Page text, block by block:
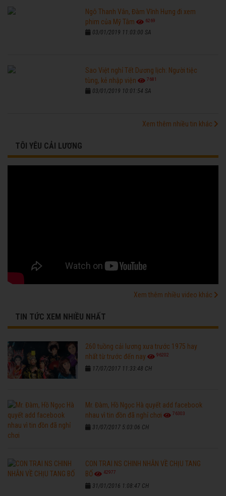
Ngô Thanh Vân, Đàm Vĩnh Hưng đi xem
phim của Mỹ Tâm
6269
03/01/2019 11:03:00 SA
Sao Việt nghỉ Tết Dương lịch: Người tiệc
tùng, kẻ nhập viện
7681
03/01/2019 10:01:54 SA
Xem thêm nhiều tin khác
TÔI YÊU CẢI LƯƠNG
Xem thêm nhiều video khác
TIN TỨC XEM NHIỀU NHẤT
260 tuồng cải lương xưa trước 1975 hay
nhất từ trước đến nay
96202
17/07/2017 11:33:48 CH
Mr. Đàm, Hồ Ngọc Hà quyết add facebook
nhau vì tin đồn đã nghỉ chơi
76303
31/07/2017 5:03:06 CH
CON TRAI NS CHINH NHẪN VỀ CHỊU TANG
BỐ
42977
31/01/2016 1:08:47 CH